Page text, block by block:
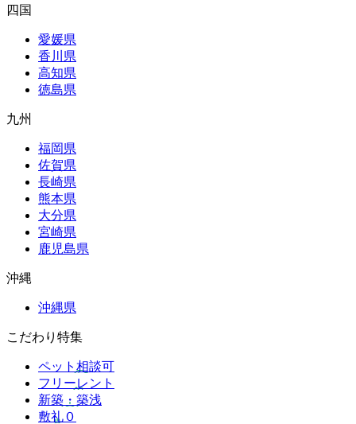
四国
愛媛県
香川県
高知県
徳島県
九州
福岡県
佐賀県
長崎県
熊本県
大分県
宮崎県
鹿児島県
沖縄
沖縄県
こだわり特集
ペット相談可
フリーレント
新築・築浅
敷礼０